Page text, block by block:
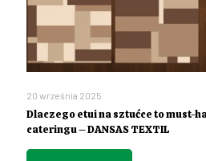
20 września 2025
Dlaczego etui na sztućce to must-
cateringu – DANSAS TEXTIL